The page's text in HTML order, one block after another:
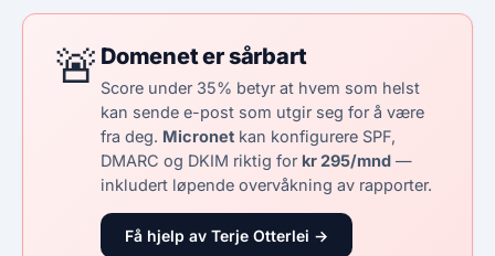
🚨 Domenet er sårbart
Score under 35% betyr at hvem som helst
kan sende e-post som utgir seg for å være
fra deg. Micronet kan konfigurere SPF,
DMARC og DKIM riktig for kr 295/mnd —
inkludert løpende overvåkning av rapporter.
Få hjelp av Terje Otterlei →